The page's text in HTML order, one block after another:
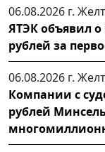
06.08.2026 г.
ЯТЭК объявил
рублей за
06.08.2026 г.
Компании с
рублей